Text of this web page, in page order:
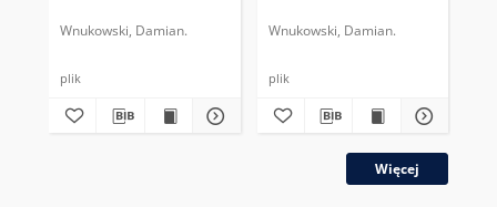
Wnukowski, Damian.
plik
Wnukowski, Damian.
plik
Więcej